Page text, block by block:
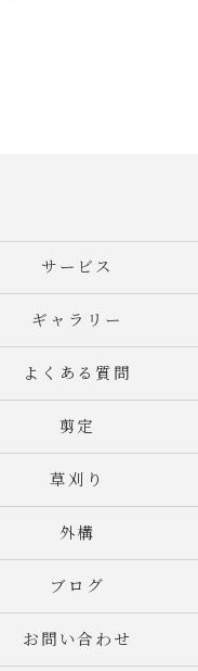
サービス
ギャラリー
よくある質問
剪定
草刈り
外構
ブログ
お問い合わせ